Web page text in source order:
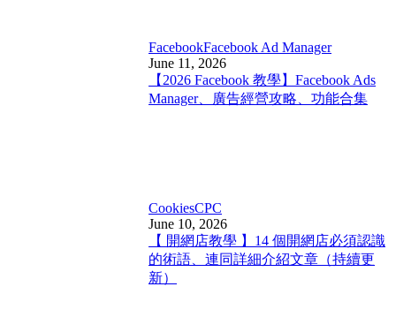
FacebookFacebook Ad Manager
June 11, 2026
【2026 Facebook 教學】Facebook Ads
Manager、廣告經營攻略、功能合集
CookiesCPC
June 10, 2026
【 開網店教學 】14 個開網店必須認識
的術語、連同詳細介紹文章（持續更
新）